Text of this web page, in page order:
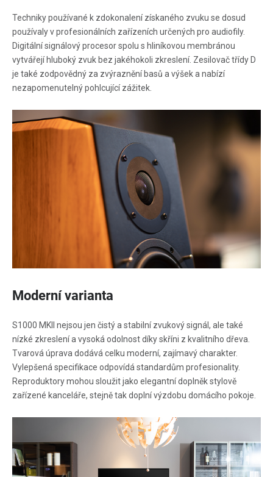
Techniky používané k zdokonalení získaného zvuku se dosud
používaly v profesionálních zařízeních určených pro audiofily.
Digitální signálový procesor spolu s hliníkovou membránou
vytvářejí hluboký zvuk bez jakéhokoli zkreslení. Zesilovač třídy D
je také zodpovědný za zvýraznění basů a výšek a nabízí
nezapomenutelný pohlcující zážitek.
Moderní varianta
S1000 MKII nejsou jen čistý a stabilní zvukový signál, ale také
nízké zkreslení a vysoká odolnost díky skříni z kvalitního dřeva.
Tvarová úprava dodává celku moderní, zajímavý charakter.
Vylepšená specifikace odpovídá standardům profesionality.
Reproduktory mohou sloužit jako elegantní doplněk stylově
zařízené kanceláře, stejně tak doplní výzdobu domácího pokoje.